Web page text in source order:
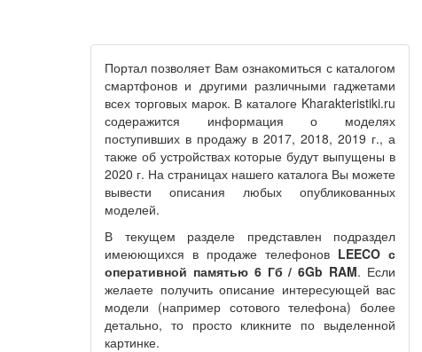
Портал позволяет Вам ознакомиться с каталогом
смартфонов и другими различными гаджетами
всех торговых марок. В каталоге Kharakteristiki.ru
содеражится информация о моделях
поступивших в продажу в 2017, 2018, 2019 г., а
также об устройствах которые будут выпущены в
2020 г. На страницах нашего каталога Вы можете
вывести описания любых опубликованных
моделей.
В текущем разделе представлен подраздел
имеюющихся в продаже телефонов LEECO с
оперативной памятью 6 Гб / 6Gb RAM. Если
желаете получить описание интересующей вас
модели (например сотового телефона) более
детально, то просто кликните по выделенной
картинке.